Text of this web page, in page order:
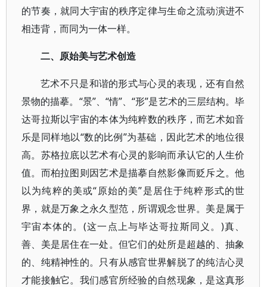
的节奏，就同大宇宙的秩序定律与生命之流动演进不
相违背，而同为一体一样。
二、原始美与艺术创造
艺术不只是和谐的形式与心灵的表现，还有自然
景物的描摹。“景”、“情”、“形”是艺术的三层结构。毕
达哥拉斯以宇宙的本体为纯粹数的秩序，而艺术如音
乐是同样地以“数的比例”为基础，因此艺术的地位很
高。苏格拉底以艺术有心灵的影响而承认它的人生价
值。而柏拉图则因艺术是描摹自然影像而贬斥之。他
以为纯粹的美或“原始的美”是居住于纯粹形式的世
界，就是万象之永久型范，所谓观念世界。美是属于
宇宙本体的。(这一点上与毕达哥拉斯同义。)真、
善、美是居住在一处。但它们的处所是超越的、抽象
的、纯精神性的。只有从感官世界解脱了的纯洁心灵
才能接触它。我们感官所经验的自然现象，是这真形